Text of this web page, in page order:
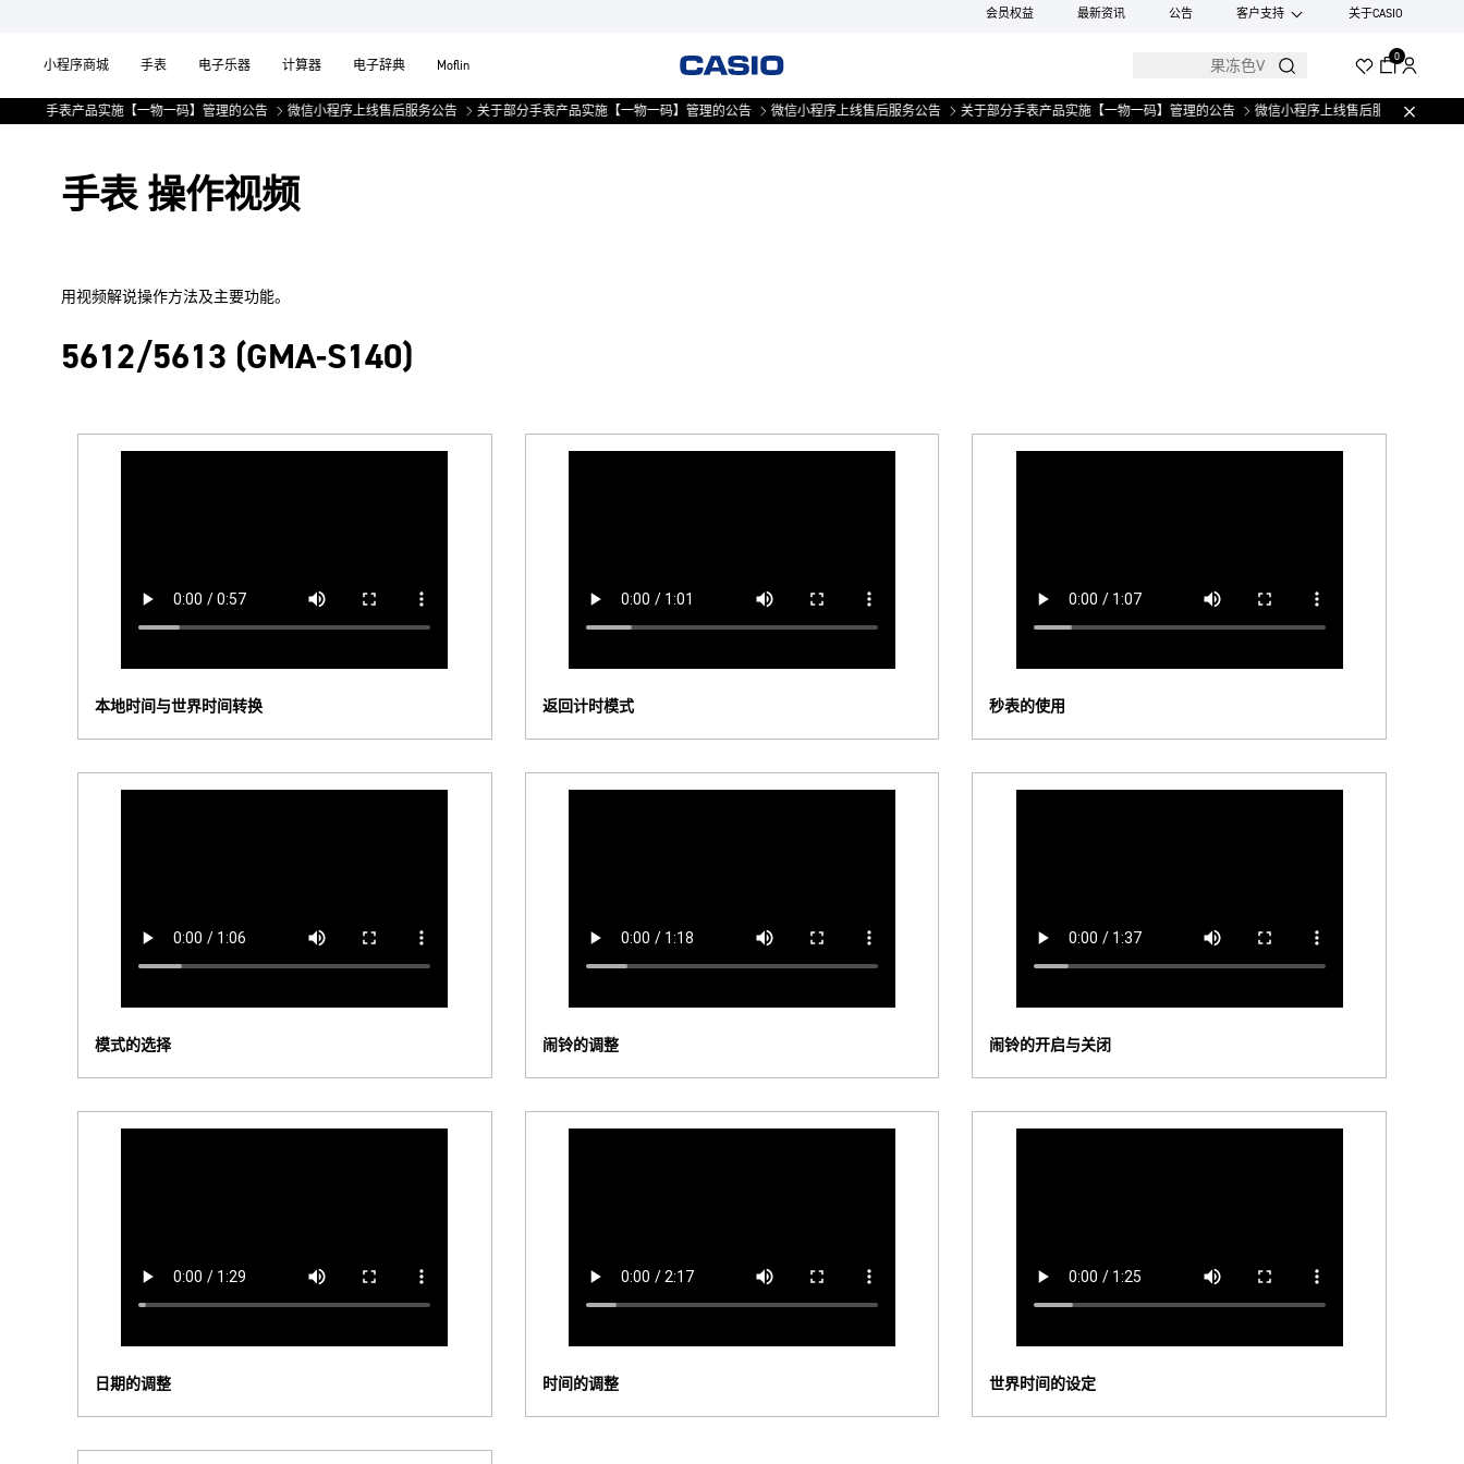
会员权益 最新资讯 公告 客户支持 关于CASIO
小程序商城 手表 电子乐器 计算器 电子辞典 Moflin
0
分手表产品实施【一物一码】管理的公告 微信小程序上线售后服务公告 关于部分手表产品实施【一物一码】管理的公告 微信小程序上线售后服务公告 关于部分手表产品实施【一物一码】管理的公告 微信小程序上线售后服务公告
手表 操作视频
用视频解说操作方法及主要功能。
5612/5613 (GMA-S140)
本地时间与世界时间转换 返回计时模式 秒表的使用
模式的选择 闹铃的调整 闹铃的开启与关闭
日期的调整 时间的调整 世界时间的设定